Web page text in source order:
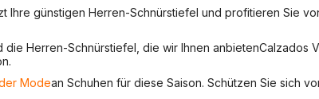
Ihre günstigen Herren-Schnürstiefel und profitieren Sie
die Herren-Schnürstiefel, die wir Ihnen anbietenCalzados
Modean Schuhen für diese Saison. Schützen Sie sich